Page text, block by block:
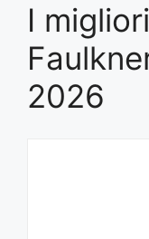
I
2026